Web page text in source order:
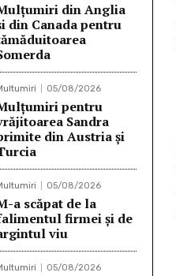
din Anglia
din Canada pentru
05/08/2026
pentru
Sandra
din Austria și
05/08/2026
a scăpat de la
firmei și de
viu
05/08/2026